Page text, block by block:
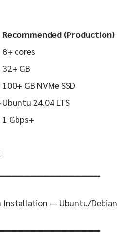
Recommended (Production)
8+ cores
32+ GB
100+ GB NVMe SSD
Ubuntu 24.04 LTS
1 Gbps+
Installation — Ubuntu/Debian